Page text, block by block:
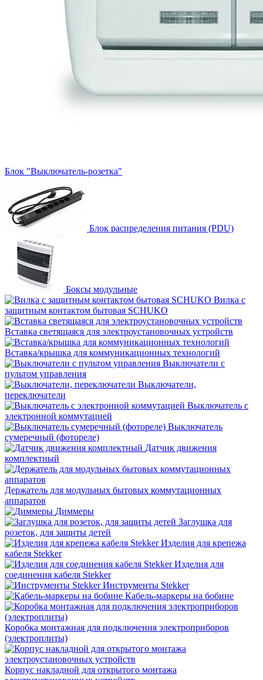
Блок "Выключатель-розетка"
Блок распределения питания (PDU)
Боксы модульные
Вилка с
защитным контактом бытовая SCHUKO
Вставка светящаяся для электроустановочных устройств
Вставка/крышка для коммуникационных технологий
Выключатели с
пультом управления
Выключатели,
переключатели
Выключатель с
электронной коммутацией
Выключатель
сумеречный (фотореле)
Датчик движения
комплектный
Держатель для модульных бытовых коммутационных
аппаратов
Диммеры
Заглушка для
розеток, для защиты детей
Изделия для крепежа
кабеля Stekker
Изделия для
соединения кабеля Stekker
Инструменты Stekker
Кабель-маркеры на бобине
Коробка монтажная для подключения электроприборов
(электроплиты)
Корпус накладной для открытого монтажа